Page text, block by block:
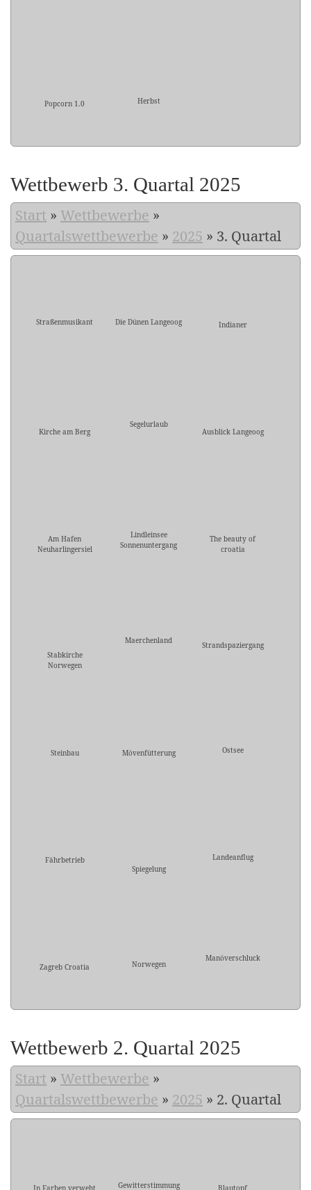
Popcorn 1.0 Herbst
Wettbewerb 3. Quartal 2025
Start » Wettbewerbe »
Quartalswettbewerbe » 2025 » 3. Quartal
Straßenmusikant Die Dünen Langeoog Indianer
Kirche am Berg
Segelurlaub
Ausblick Langeoog
Am Hafen
Neuharlingersiel
Lindleinsee
Sonnenuntergang
The beauty of
croatia
Stabkirche
Norwegen
Maerchenland Strandspaziergang
Steinbau Mövenfütterung Ostsee
Fährbetrieb
Spiegelung
Landeanflug
Zagreb Croatia Norwegen
Manöverschluck
Wettbewerb 2. Quartal 2025
Start » Wettbewerbe »
Quartalswettbewerbe » 2025 » 2. Quartal
In Farben verweht Gewitterstimmung Blautopf